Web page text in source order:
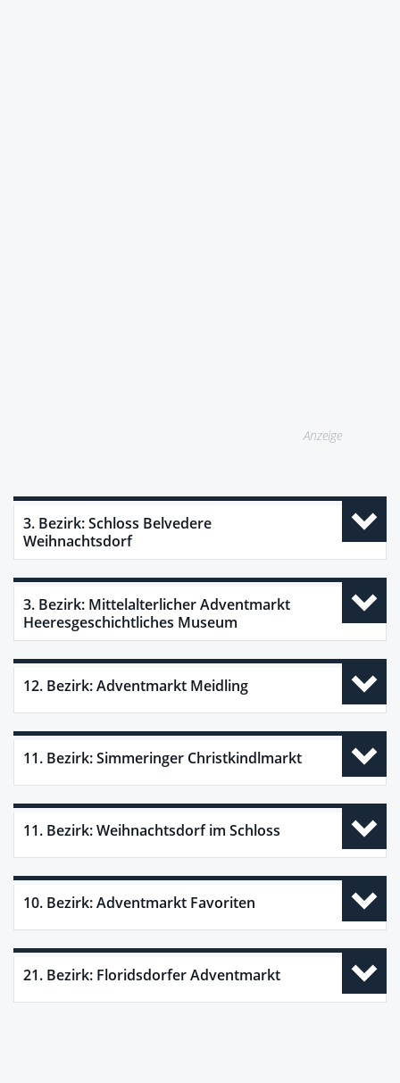
Anzeige
3. Bezirk: Schloss Belvedere
Weihnachtsdorf
3. Bezirk: Mittelalterlicher Adventmarkt
Heeresgeschichtliches Museum
12. Bezirk: Adventmarkt Meidling
11. Bezirk: Simmeringer Christkindlmarkt
11. Bezirk: Weihnachtsdorf im Schloss
10. Bezirk: Adventmarkt Favoriten
21. Bezirk: Floridsdorfer Adventmarkt